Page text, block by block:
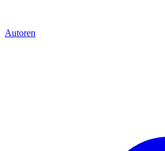
Autoren